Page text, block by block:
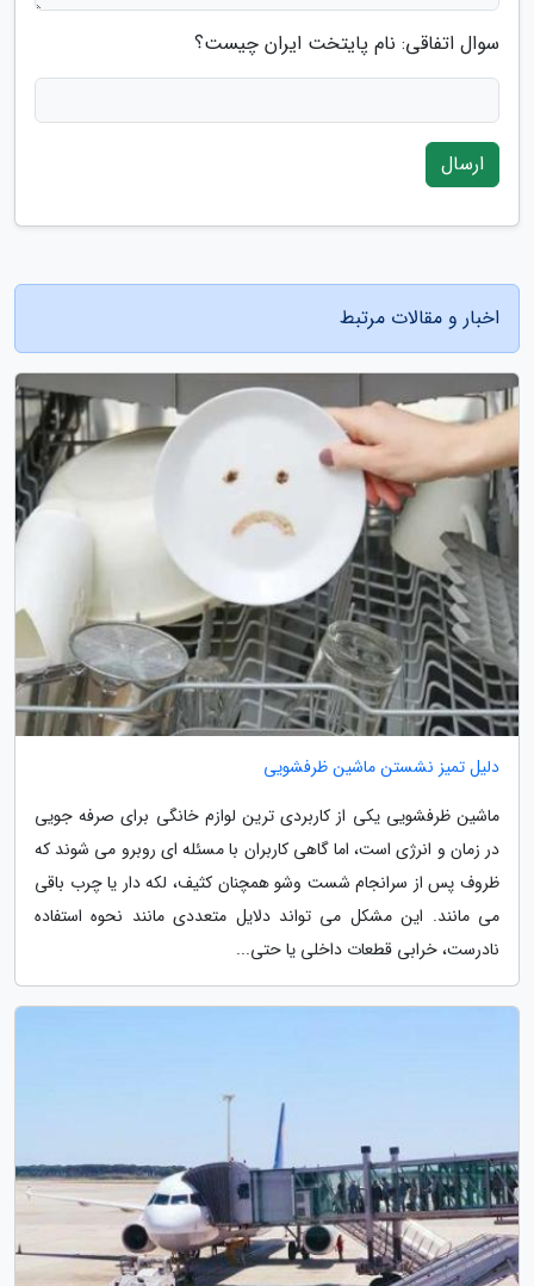
سوال اتفاقی: نام پایتخت ایران چیست؟
ارسال
اخبار و مقالات مرتبط
دلیل تمیز نشستن ماشین ظرفشویی
ماشین ظرفشویی یکی از کاربردی ترین لوازم خانگی برای صرفه جویی
در زمان و انرژی است، اما گاهی کاربران با مسئله ای روبرو می شوند که
ظروف پس از سرانجام شست وشو همچنان کثیف، لکه دار یا چرب باقی
می مانند. این مشکل می تواند دلایل متعددی مانند نحوه استفاده
نادرست، خرابی قطعات داخلی یا حتی...